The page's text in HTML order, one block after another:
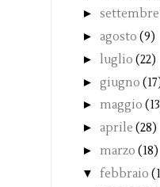
► settembre
► agosto (9)
► luglio (22)
► giugno
► maggio
► aprile (28)
► marzo (18)
▼ febbraio